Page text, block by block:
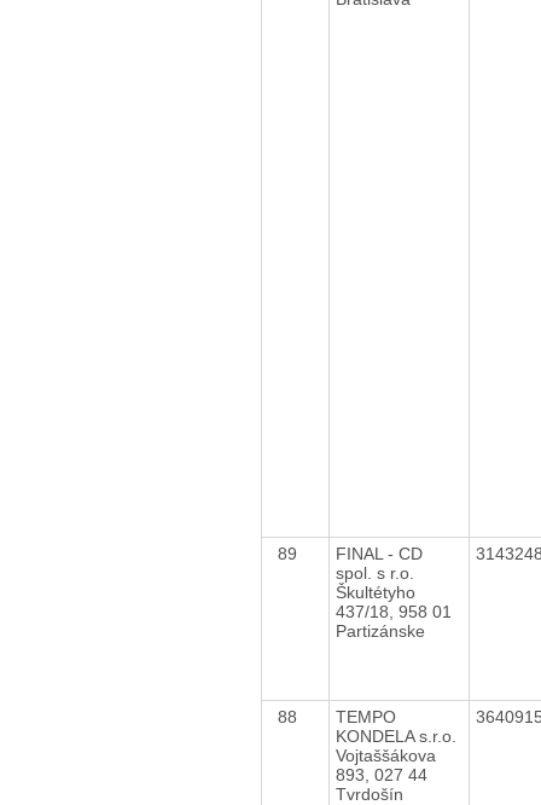
89
FINAL - CD
spol. s r.o.
Škultétyho
437/18, 958 01
Partizánske
88
TEMPO
KONDELA s.r.o.
Vojtaššákova
893, 027 44
Tvrdošín